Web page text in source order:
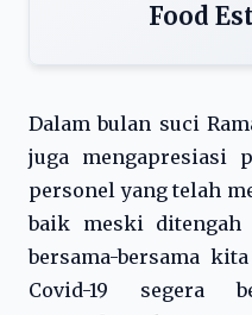
Food
Dalam bulan suci
juga mengapresiasi
personel yang telah
baik meski ditengah
bersama-bersama
Covid-19 segera